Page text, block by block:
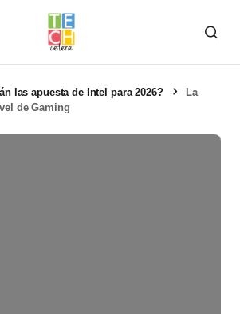
las apuesta de Intel para 2026?
La
de Gaming